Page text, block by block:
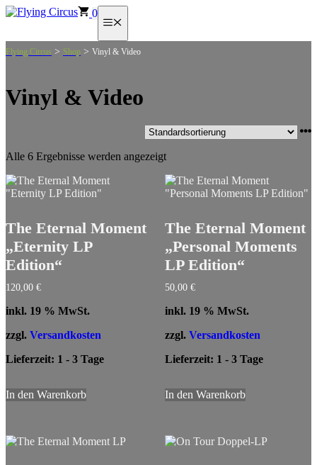
Zum
0
Menü
Flying Circus > Shop > Vinyl & Video
Vinyl & Video
Alle 6 Ergebnisse werden angezeigt
The Eternal Moment
„Eternity LP
Edition“
120,00 €
inkl. 19 % MwSt.
zzgl. Versandkosten
Lieferzeit: 1 - 3 Tage
In den Warenkorb
The Eternal Moment
„Personal Moments
LP Edition“
50,00 €
inkl. 19 % MwSt.
zzgl. Versandkosten
Lieferzeit: 1 - 3 Tage
In den Warenkorb